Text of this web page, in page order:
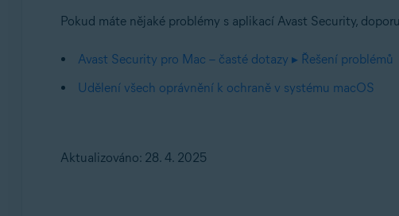
Pokud máte nějaké problémy s aplikací Avast Security,
Avast Security pro Mac – časté dotazy ▸ Řešení problémů
Udělení všech oprávnění k ochraně v systému macOS
Aktualizováno: 28. 4. 2025